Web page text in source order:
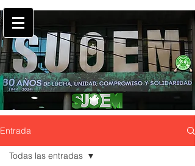
Entrada
Todas las entradas